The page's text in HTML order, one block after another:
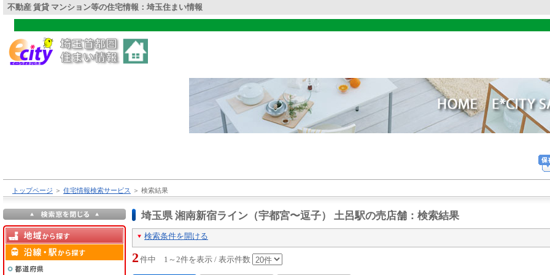
不動産 賃貸 マンション等の住宅情報：埼玉住まい情報
トップページ ＞ 住宅情報検索サービス ＞ 検索結果
埼玉県 湘南新宿ライン（宇都宮〜逗子） 土呂駅の売店舗 ：検索結果
検索条件を開ける
2 件中 1～2件を表示 / 表示件数